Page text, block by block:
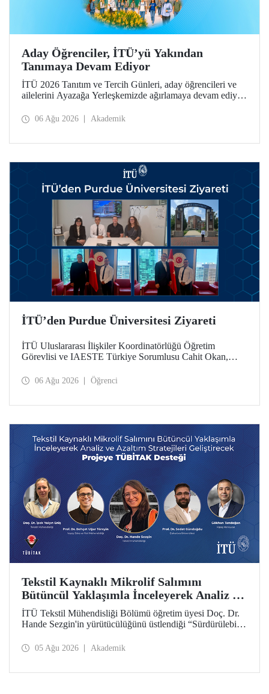
Aday Öğrenciler, İTÜ’yü Yakından
Tanımaya Devam Ediyor
İTÜ 2026 Tanıtım ve Tercih Günleri, aday öğrencileri ve
ailelerini Ayazağa Yerleşkemizde ağırlamaya devam ediyor.
ilgili fakülte ve birimler adaylara bilgi vermeye devam
06 Ağu 2026 Akademik
İTÜ’den Purdue Üniversitesi Ziyareti
İTÜ Uluslararası İlişkiler Koordinatörlüğü Öğretim
Görevlisi ve IAESTE Türkiye Sorumlusu Cahit Okan,
Temmuz tarihlerinde ABD’de dünyanın önde gelen
06 Ağu 2026 Öğrenci
Tekstil Kaynaklı Mikrolif Salımını
Bütüncül Yaklaşımla İnceleyerek Analiz ve
Azaltım Stratejileri Geliştirecek Projeye
TÜBİTAK Desteği
İTÜ Tekstil Mühendisliği Bölümü öğretim üyesi Doç. Dr.
Hande Sezgin'in yürütücülüğünü üstlendiği “Sürdürülebilir
Koşullarına Bağlı Mikrolif Salımı: Aşınma, UV Maruziyeti
05 Ağu 2026 Akademik